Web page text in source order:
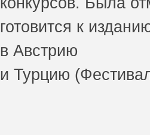
готовится к
в Австрию
и Турцию